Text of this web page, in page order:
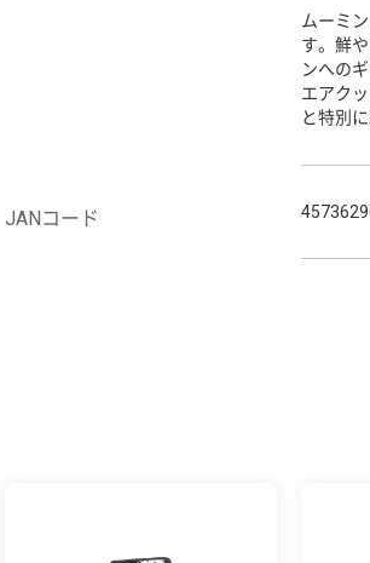
ムーミ
す。鮮
ンへの
エアク
と特別
JANコード